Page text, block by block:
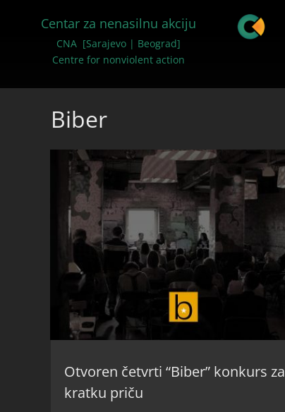
Centar za nenasilnu akciju
CNA [Sarajevo | Beograd]
Centre for nonviolent action
Biber
Otvoren četvrti “Biber” konkurs za
kratku priču